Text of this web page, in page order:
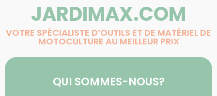
JARDIMAX.COM
VOTRE SPÉCIALISTE D’OUTILS ET DE MATÉRIEL DE
MOTOCULTURE AU MEILLEUR PRIX
QUI SOMMES-NOUS?